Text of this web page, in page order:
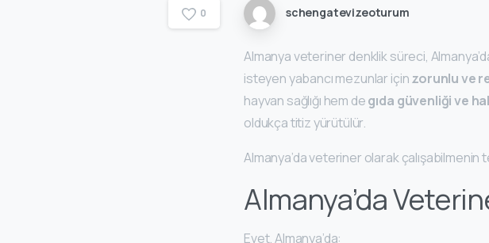
0 schengatevizeoturum
Almanya veteriner denklik süreci,
isteyen yabancı mezunlar içinzorunlu ve
hayvan sağlığı hem degıda güvenliği ve
oldukça titiz yürütülür.
Almanya’da veteriner olarak çalışabilmenin
Almanya’da
Evet. Almanya’da: